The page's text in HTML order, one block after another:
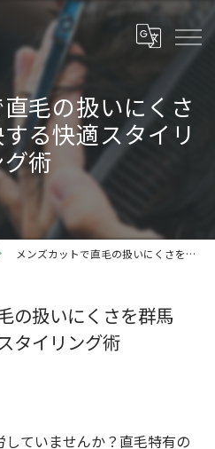
毛の扱いにくさ
る快適スタイリ
術
メンズカットで直毛の扱いにくさを群馬県で解決する快適スタイリング術
の扱いにくさを群馬
タイリング術
ていませんか？直毛特有の